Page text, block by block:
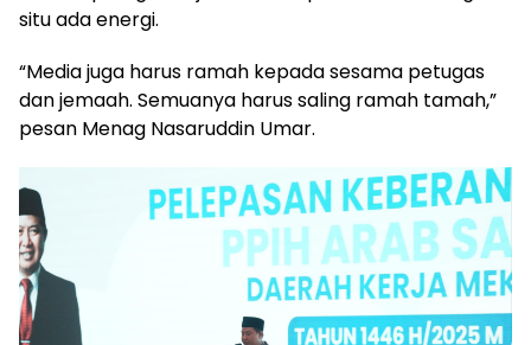
situ ada energi.
“Media juga harus ramah kepada sesama petugas
dan jemaah. Semuanya harus saling ramah tamah,”
pesan Menag Nasaruddin Umar.